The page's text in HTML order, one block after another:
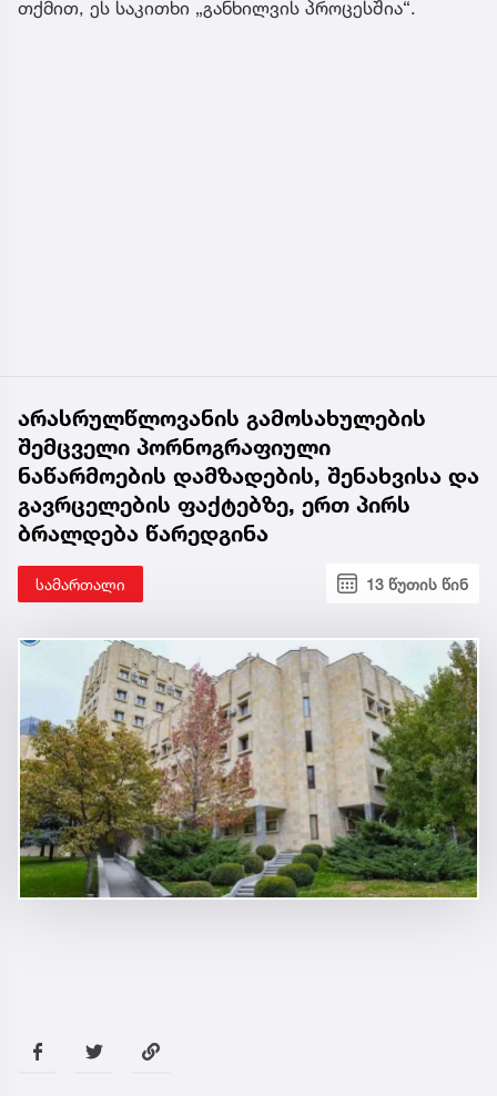
თქმით, ეს საკითხი „განხილვის პროცესშია“.
არასრულწლოვანის გამოსახულების
შემცველი პორნოგრაფიული
ნაწარმოების დამზადების, შენახვისა და
გავრცელების ფაქტებზე, ერთ პირს
ბრალდება წარედგინა
სამართალი 13 წუთის წინ